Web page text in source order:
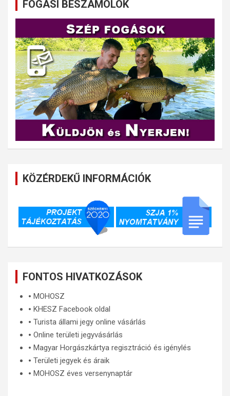
FOGÁSI BESZÁMOLÓK
KÖZÉRDEKŰ INFORMÁCIÓK
FONTOS HIVATKOZÁSOK
🞄 MOHOSZ
🞄 KHESZ Facebook oldal
🞄 Turista állami jegy online vásárlás
🞄 Online területi jegyvásárlás
🞄 Magyar Horgászkártya regisztráció és igénylés
🞄 Területi jegyek és áraik
🞄 MOHOSZ éves versenynaptár